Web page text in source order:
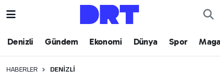
Denizli Gündem Ekonomi Dünya Spor
HABERLER DENIZLI
Denizli
Hava Durumu
Trafik Durumu